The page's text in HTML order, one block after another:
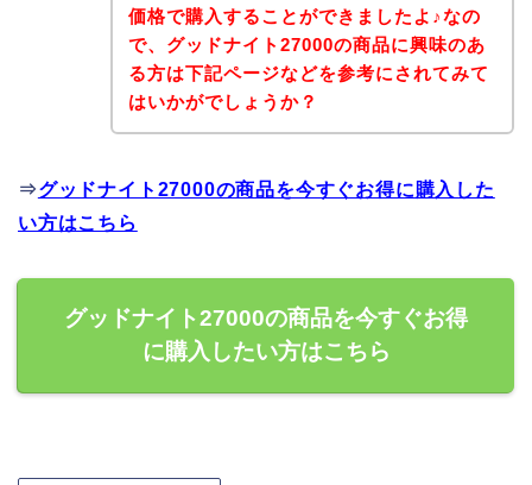
価格で購入することができましたよ♪なの
で、グッドナイト27000の商品に興味のあ
る方は下記ページなどを参考にされてみて
はいかがでしょうか？
⇒グッドナイト27000の商品を今すぐお得に購入した
い方はこちら
グッドナイト27000の商品を今すぐお得
に購入したい方はこちら